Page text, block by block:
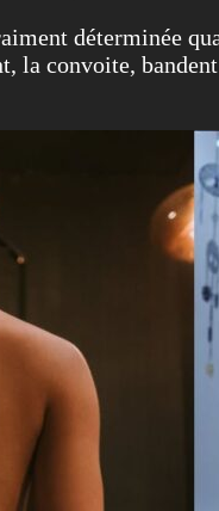
déterminée
la convoite,